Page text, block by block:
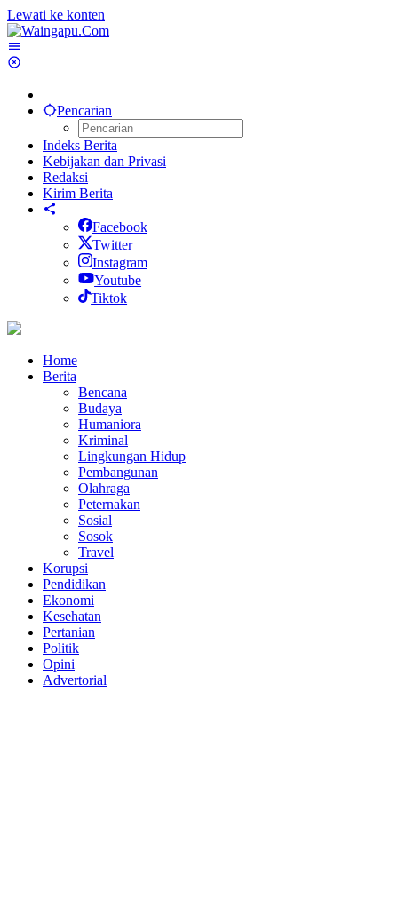
Lewati ke konten
Pencarian
Indeks Berita
Kebijakan dan Privasi
Redaksi
Kirim Berita
Facebook
Twitter
Instagram
Youtube
Tiktok
Home
Berita
Bencana
Budaya
Humaniora
Kriminal
Lingkungan Hidup
Pembangunan
Olahraga
Peternakan
Sosial
Sosok
Travel
Korupsi
Pendidikan
Ekonomi
Kesehatan
Pertanian
Politik
Opini
Advertorial